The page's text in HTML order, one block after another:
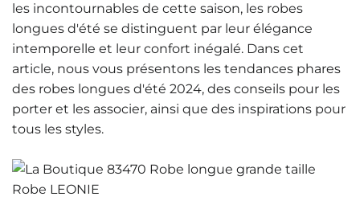
les incontournables de cette saison, les robes
longues d'été se distinguent par leur élégance
intemporelle et leur confort inégalé. Dans cet
article, nous vous présentons les tendances phares
des robes longues d'été 2024, des conseils pour les
porter et les associer, ainsi que des inspirations pour
tous les styles.